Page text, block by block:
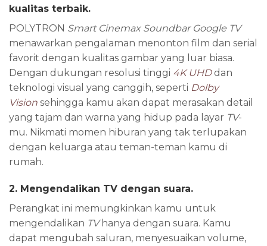
kualitas terbaik.
POLYTRON Smart Cinemax Soundbar Google TV
menawarkan pengalaman menonton film dan serial
favorit dengan kualitas gambar yang luar biasa.
Dengan dukungan resolusi tinggi 4K UHDdan
teknologi visual yang canggih, seperti Dolby
Vision sehingga kamu akan dapat merasakan detail
yang tajam dan warna yang hidup pada layar TV-
mu. Nikmati momen hiburan yang tak terlupakan
dengan keluarga atau teman-teman kamu di
rumah.
2. Mengendalikan TV dengan suara.
Perangkat ini memungkinkan kamu untuk
mengendalikan TVhanya dengan suara. Kamu
dapat mengubah saluran, menyesuaikan volume,